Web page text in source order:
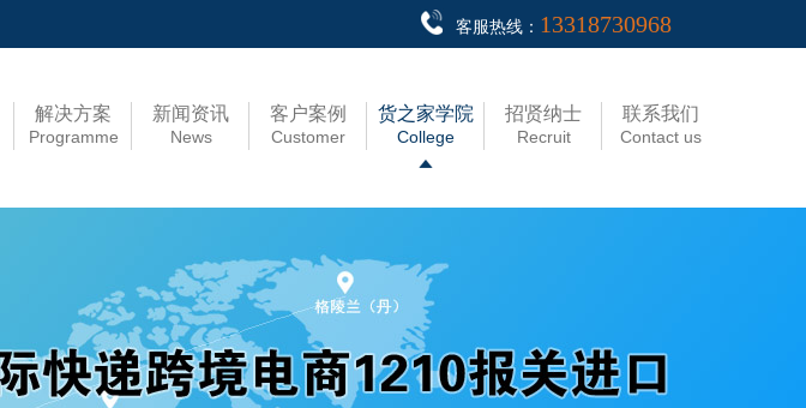
客服热线： 13318730968
解决方案
Programme
新闻资讯
News
客户案例
Customer
货之家学院
College
招贤纳士
Recruit
联系我们
Contact us